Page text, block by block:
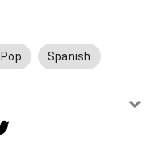
Pop Spanish